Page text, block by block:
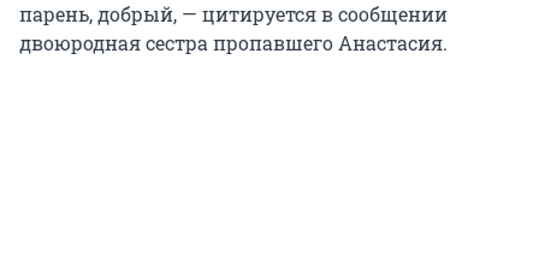
парень, добрый, — цитируется в сообщении
двоюродная сестра пропавшего Анастасия.